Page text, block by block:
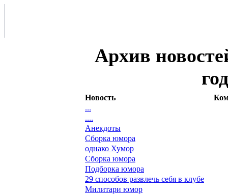
Архив
Новость
...
....
Анекдоты
Сборка юмора
однако Хумор
Сборка юмора
Подборка юмора
29 способов развлечь себя в клубе
Милитари юмор